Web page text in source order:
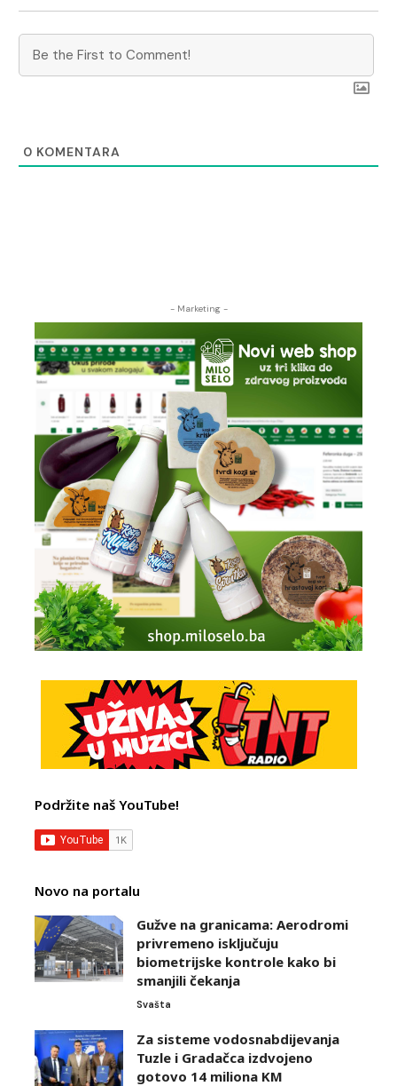
0 KOMENTARA
- Marketing -
Podržite naš YouTube!
Novo na portalu
Gužve na granicama: Aerodromi
privremeno isključuju
biometrijske kontrole kako bi
smanjili čekanja
Svašta
Za sisteme vodosnabdijevanja
Tuzle i Gradačca izdvojeno
gotovo 14 miliona KM